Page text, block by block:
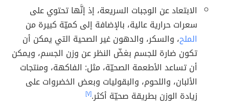
الابتعاد عن الوجبات السريعة، إذ إنَّها تحتوي على
سعرات حرارية عالية، بالإضافة إلى كميّة كبيرة من
الملح، والسكر، والدهون غير الصحية التي يمكن أن
تكون ضارة للجسم بغضّ النظر عن وزن الجسم، ويمكن
أن تساعد الأطعمة الصحيّة، مثل: الفاكهة، ومنتجات
الألبان، واللحوم، والبقوليات وبعض الخضروات على
زيادة الوزن بطريقة صحيّة أكثر.[٧]